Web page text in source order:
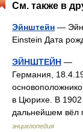
См. также в
Эйнштейн —
Einstein Дата
ЭЙНШТЕЙН —
Германия,
в Цюрихе. В
дальнейшем вёл
энциклопедия